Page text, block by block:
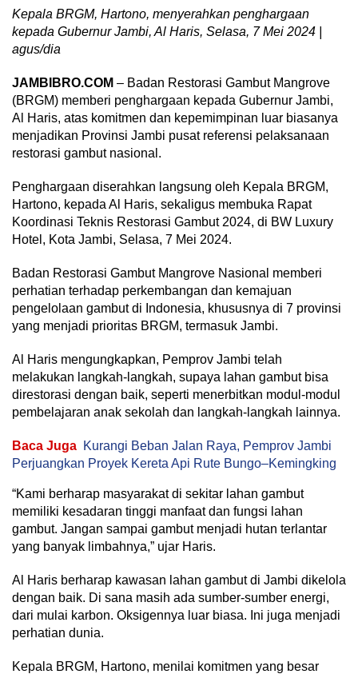
Kepala BRGM, Hartono, menyerahkan penghargaan
kepada Gubernur Jambi, Al Haris, Selasa, 7 Mei 2024 |
agus/dia
JAMBIBRO.COM – Badan Restorasi Gambut Mangrove
(BRGM) memberi penghargaan kepada Gubernur Jambi,
Al Haris, atas komitmen dan kepemimpinan luar biasanya
menjadikan Provinsi Jambi pusat referensi pelaksanaan
restorasi gambut nasional.
Penghargaan diserahkan langsung oleh Kepala BRGM,
Hartono, kepada Al Haris, sekaligus membuka Rapat
Koordinasi Teknis Restorasi Gambut 2024, di BW Luxury
Hotel, Kota Jambi, Selasa, 7 Mei 2024.
Badan Restorasi Gambut Mangrove Nasional memberi
perhatian terhadap perkembangan dan kemajuan
pengelolaan gambut di Indonesia, khususnya di 7 provinsi
yang menjadi prioritas BRGM, termasuk Jambi.
Al Haris mengungkapkan, Pemprov Jambi telah
melakukan langkah-langkah, supaya lahan gambut bisa
direstorasi dengan baik, seperti menerbitkan modul-modul
pembelajaran anak sekolah dan langkah-langkah lainnya.
Baca Juga Kurangi Beban Jalan Raya, Pemprov Jambi
Perjuangkan Proyek Kereta Api Rute Bungo–Kemingking
“Kami berharap masyarakat di sekitar lahan gambut
memiliki kesadaran tinggi manfaat dan fungsi lahan
gambut. Jangan sampai gambut menjadi hutan terlantar
yang banyak limbahnya,” ujar Haris.
Al Haris berharap kawasan lahan gambut di Jambi dikelola
dengan baik. Di sana masih ada sumber-sumber energi,
dari mulai karbon. Oksigennya luar biasa. Ini juga menjadi
perhatian dunia.
Kepala BRGM, Hartono, menilai komitmen yang besar